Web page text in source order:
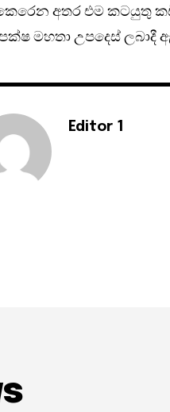
අතර එම කටයුතු
මහතා උපදෙස් ලබාදී
Editor 1